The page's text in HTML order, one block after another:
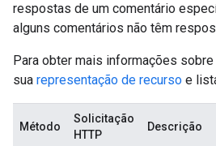
respostas de um comentário
alguns comentários não têm
Para obter mais informações
sua representação de recurso e
Método
Solicitação
HTTP
Descrição